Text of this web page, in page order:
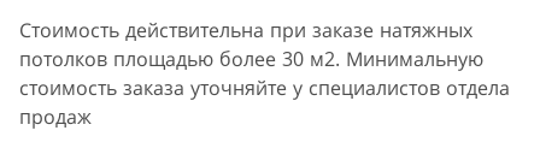
Стоимость действительна при заказе натяжных
потолков площадью более 30 м2. Минимальную
стоимость заказа уточняйте у специалистов отдела
продаж